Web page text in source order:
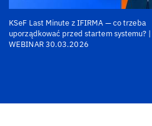
KSeF Last Minute z IFIRMA — co trzeba
uporządkować przed startem systemu? |
WEBINAR 30.03.2026